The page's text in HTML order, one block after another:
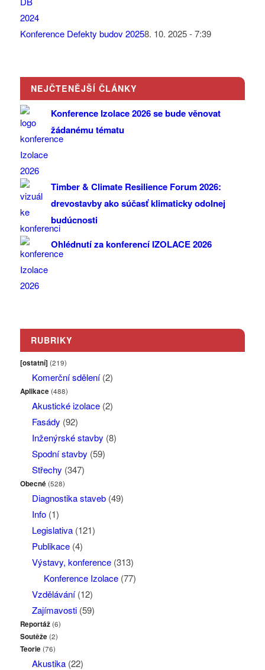
Konference Defekty budov 20258. 10. 2025 - 7:39
NEJČTENĚJŠÍ ČLÁNKY
Konference Izolace 2026 se bude věnovat
žádanému tématu
Timber & Climate Resilience Forum 2026:
drevostavby ako súčasť klimaticky odolnej
budúcnosti
Ohlédnutí za konferencí IZOLACE 2026
RUBRIKY
[ostatní] (219)
Komerční sdělení(2)
Aplikace (488)
Akustické izolace(2)
Fasády (92)
Inženýrské stavby (8)
Spodní stavby (59)
Střechy (347)
Obecné (528)
Diagnostika staveb(49)
Info(1)
Legislativa(121)
Publikace(4)
Výstavy, konference(313)
Konference Izolace(77)
Vzdělávání(12)
Zajímavosti(59)
Reportáž(6)
Soutěže (2)
Teorie (76)
Akustika(22)